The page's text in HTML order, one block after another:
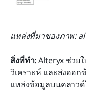
แหล่งที่มาของภาพ:
สิ่งที่ทำ: Alteryx ช่วย
วิเคราะห์ และส่งออ
แหล่งข้อมูลบนคลาว